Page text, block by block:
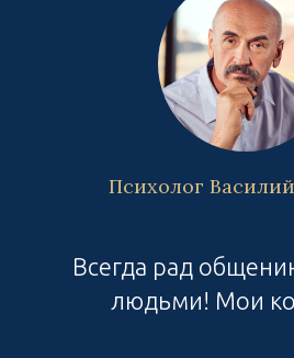
Психолог
Всегда рад
людьми! Мои